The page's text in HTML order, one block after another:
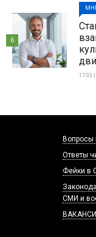
17:33 |
6
Вопросы
Ответы
Фейки в
СМИ и